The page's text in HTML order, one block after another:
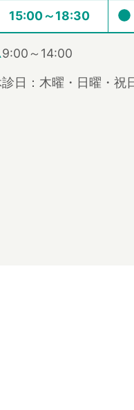
15:00～18:30
9:00～14:00
日：木曜・日曜・祝